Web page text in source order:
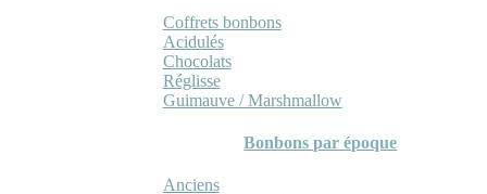
Coffrets bonbons
Acidulés
Chocolats
Réglisse
Guimauve / Marshmallow
Bonbons par époque
Anciens